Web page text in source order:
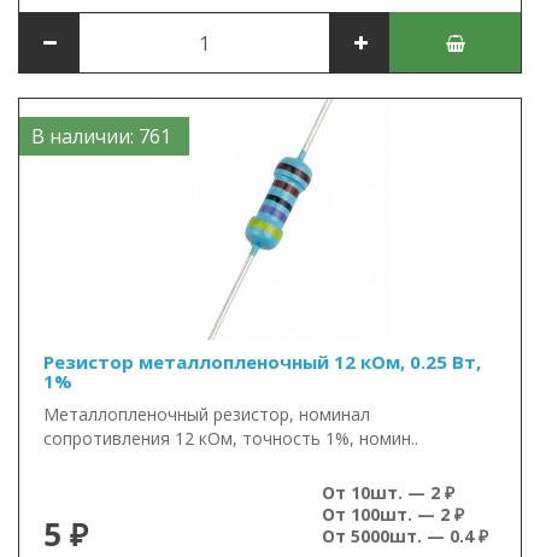
В наличии: 761
Резистор металлопленочный 12 кОм, 0.25 Вт,
1%
Металлопленочный резистор, номинал
сопротивления 12 кОм, точность 1%, номин..
5 ₽
От 10шт. — 2 ₽
От 100шт. — 2 ₽
От 5000шт. — 0.4 ₽